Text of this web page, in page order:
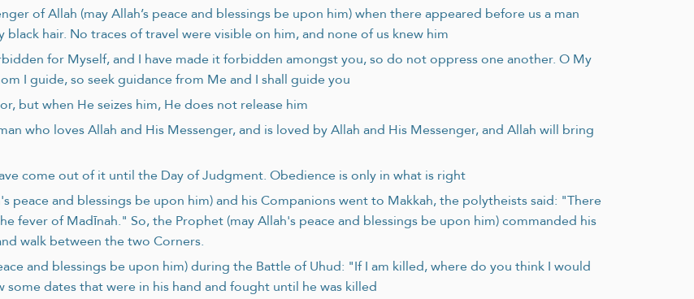
of Allah (may Allah’s peace and blessings be upon him) when there appeared before us a man
hair. No traces of travel were visible on him, and none of us knew him
for Myself, and I have made it forbidden amongst you, so do not oppress one another. O My
I guide, so seek guidance from Me and I shall guide you
but when He seizes him, He does not release him
who loves Allah and His Messenger, and is loved by Allah and His Messenger, and Allah will bring
come out of it until the Day of Judgment. Obedience is only in what is right
peace and blessings be upon him) and his Companions went to Makkah, the polytheists said: "There
fever of Madīnah." So, the Prophet (may Allah's peace and blessings be upon him) commanded his
walk between the two Corners.
and blessings be upon him) during the Battle of Uhud: "If I am killed, where do you think I would
dates that were in his hand and fought until he was killed